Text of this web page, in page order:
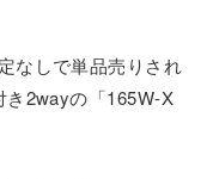
なしで単品売りされ
き2wayの「165W-X